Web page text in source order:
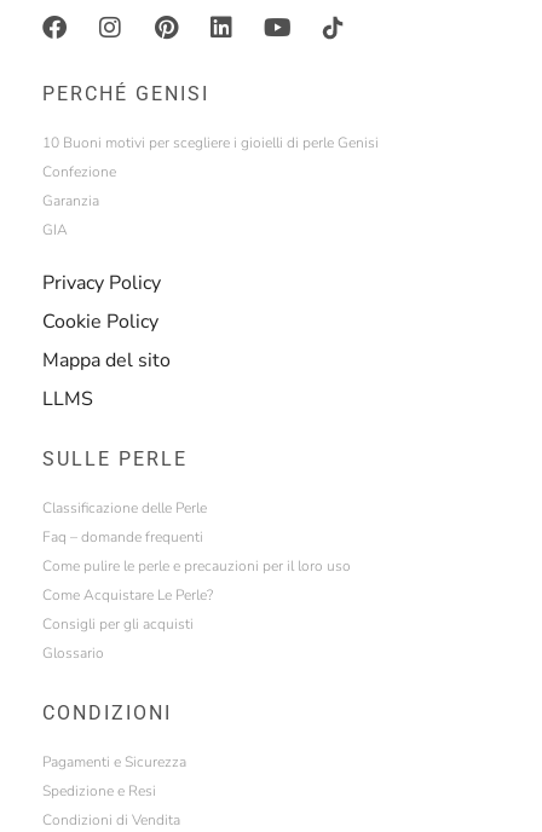
PERCHÉ GENISI
10 Buoni motivi per scegliere i gioielli di perle Genisi
Confezione
Garanzia
GIA
Privacy Policy
Cookie Policy
Mappa del sito
LLMS
SULLE PERLE
Classificazione delle Perle
Faq – domande frequenti
Come pulire le perle e precauzioni per il loro uso
Come Acquistare Le Perle?
Consigli per gli acquisti
Glossario
CONDIZIONI
Pagamenti e Sicurezza
Spedizione e Resi
Condizioni di Vendita